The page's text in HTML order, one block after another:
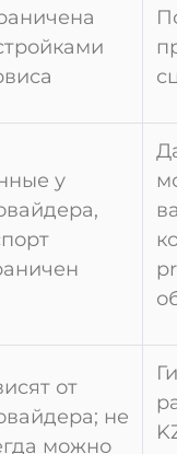
у
от
не
можно